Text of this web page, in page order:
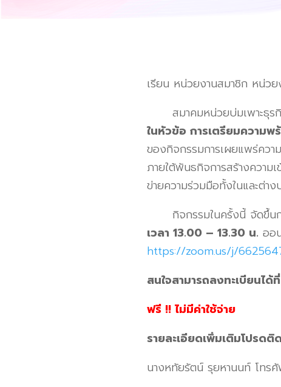
เรียน หน่วยงานสมาชิก หน่ว
สมาคมหน่วยบ่มเพาะธุรกิ
ในหัวข้อ การเตรียมความ
ของกิจกรรมการเผยแพร่ควา
ภายใต้พันธกิจการสร้างความ
ข่ายความร่วมมือทั้งในและต่าง
กิจกรรมในครั้งนี้ จัดขึ้นก่
เวลา 13.00 – 13.30 น. ออ
https://zoom.us/j/
สนใจสามารถลงทะเบียนได้ที่
ฟรี !! ไม่มีค่าใช้จ่าย
รายละเอียดเพิ่มเติมโปรดติ
นางหทัยรัตน์ รุยหานนท์ โท